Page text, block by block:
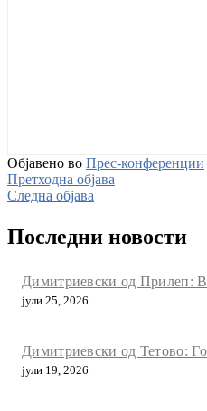
Објавено во Прес-конференции
Претходна објава
Следна објава
Последни новости
Димитриевски од Прилеп:
јули 25, 2026
Димитриевски од Тетово:
јули 19, 2026